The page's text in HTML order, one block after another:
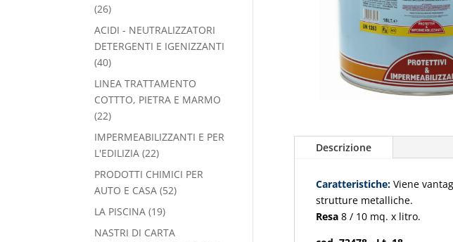
Descrizione
Caratteristiche:Viene
strutture metalliche.
Resa8 / 10 mq. x litro.
2626
prodotti
ACIDI - NEUTRALIZZATORI
DETERGENTI E IGENIZZANTI
4040
prodotti
LINEA TRATTAMENTO
COTTTO, PIETRA E MARMO
2222
prodotti
IMPERMEABILIZZANTI E PER
L'EDILIZIA 2222
prodotti
PRODOTTI CHIMICI PER
AUTO E CASA 5252
LA PISCINA 1919
prodotti
NASTRI DI CARTA